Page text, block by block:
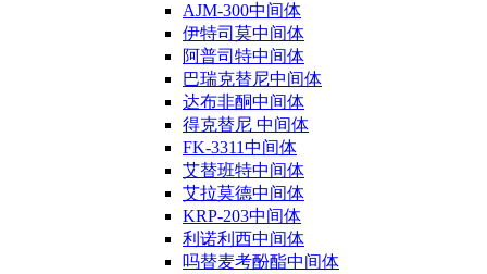
AJM-300中间体
伊特司莫中间体
阿普司特中间体
巴瑞克替尼中间体
达布非酮中间体
得克替尼 中间体
FK-3311中间体
艾替班特中间体
艾拉莫德中间体
KRP-203中间体
利诺利西中间体
吗替麦考酚酯中间体